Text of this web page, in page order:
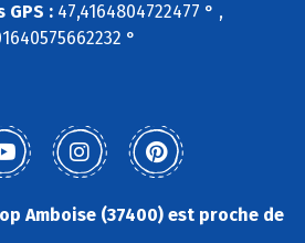
GPS : 47,4164804722477 ° ,
°
Amboise (37400) est proche de